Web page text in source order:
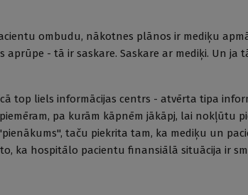
ombudu, nākotnes plānos ir mediķu
- tā ir saskare. Saskare ar mediķi. Un ja
top liels informācijas centrs - atvērta tipa
pa kurām kāpnēm jākāpj, lai nokļūtu
taču piekrita tam, ka mediķu un
ka hospitālo pacientu finansiālā situācija ir